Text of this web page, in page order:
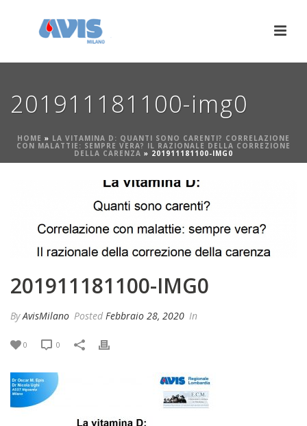
201911181100-img0
HOME » LA VITAMINA D: QUANTI SONO CARENTI? CORRELAZIONE
CON MALATTIE: SEMPRE VERA? IL RAZIONALE DELLA CORREZIONE
DELLA CARENZA » 201911181100-IMG0
201911181100-IMG0
ByAvisMilano Posted Febbraio 28, 2020 In
0 0